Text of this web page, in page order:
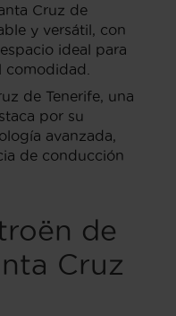
Cruz de
y versátil, con
ideal para
comodidad.
de Tenerife, una
por su
avanzada,
de conducción
de
Cruz